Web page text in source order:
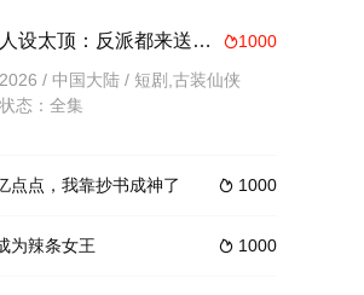
1000
人设太顶：反派都来送经验
2026 / 中国大陆 / 短剧,古装仙侠
状态：全集
 1000
点点，我靠抄书成神了
 1000
为辣条女王